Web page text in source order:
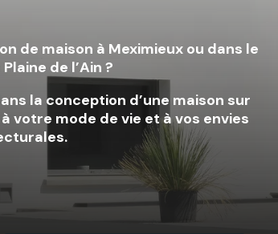
de maison à Meximieux ou dans le
de l’Ain ?
la conception d’une maison sur
votre mode de vie et à vos envies